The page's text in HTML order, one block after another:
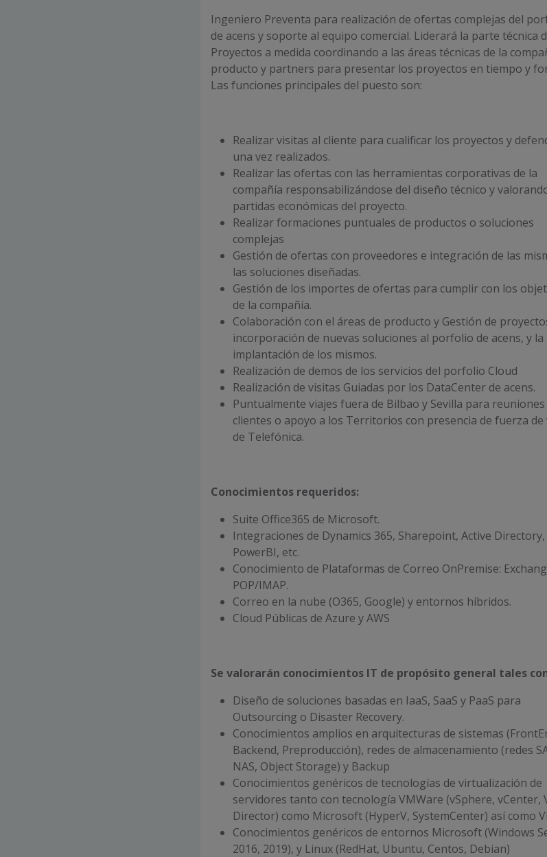
Ingeniero Preventa para realización de ofertas complejas del
de acens y soporte al equipo comercial. Liderará la parte técnica
Proyectos a medida coordinando a las áreas técnicas de la
producto y partners para presentar los proyectos en tiempo y
Las funciones principales del puesto son:
Realizar visitas al cliente para cualificar los proyectos y
una vez realizados.
Realizar las ofertas con las herramientas corporativas de la
compañía responsabilizándose del diseño técnico y
partidas económicas del proyecto.
Realizar formaciones puntuales de productos o soluciones
complejas
Gestión de ofertas con proveedores e integración de las
las soluciones diseñadas.
Gestión de los importes de ofertas para cumplir con los
de la compañía.
Colaboración con el áreas de producto y Gestión de
incorporación de nuevas soluciones al porfolio de acens, y la
implantación de los mismos.
Realización de demos de los servicios del porfolio Cloud
Realización de visitas Guiadas por los DataCenter de acens.
Puntualmente viajes fuera de Bilbao y Sevilla para reuniones
clientes o apoyo a los Territorios con presencia de fuerza de
de Telefónica.
Conocimientos requeridos:
Suite Office365 de Microsoft.
Integraciones de Dynamics 365, Sharepoint, Active Directory,
PowerBI, etc.
Conocimiento de Plataformas de Correo OnPremise:
POP/IMAP.
Correo en la nube (O365, Google) y entornos híbridos.
Cloud Públicas de Azure y AWS
Se valorarán conocimientos IT de propósito general tales
Diseño de soluciones basadas en IaaS, SaaS y PaaS para
Outsourcing o Disaster Recovery.
Conocimientos amplios en arquitecturas de sistemas
Backend, Preproducción), redes de almacenamiento (redes
NAS, Object Storage) y Backup
Conocimientos genéricos de tecnologías de virtualización de
servidores tanto con tecnología VMWare (vSphere, vCenter,
Director) como Microsoft (HyperV, SystemCenter) así como
Conocimientos genéricos de entornos Microsoft (Windows
2016, 2019), y Linux (RedHat, Ubuntu, Centos, Debian)